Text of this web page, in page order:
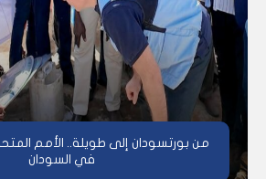
من بورتسودان إلى طويلة.. الأمم
في السودان